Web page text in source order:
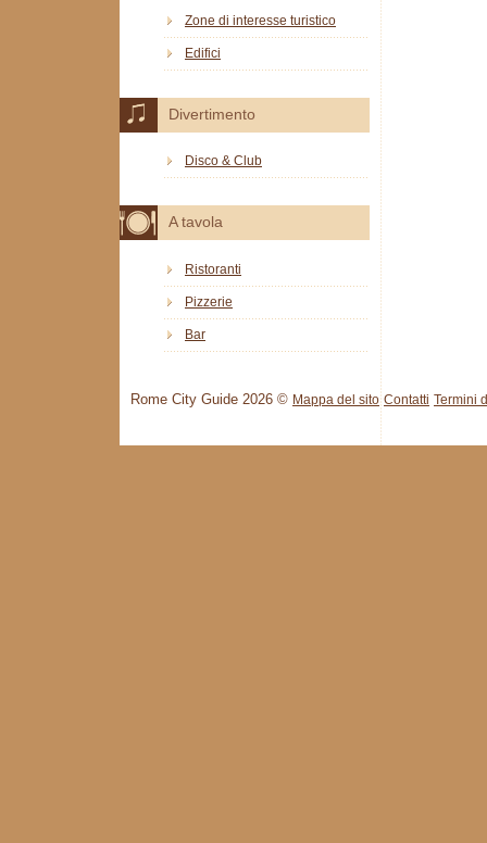
Zone di interesse turistico
Edifici
Divertimento
Disco & Club
A tavola
Ristoranti
Pizzerie
Bar
Rome City Guide 2026 © Mappa del sito Contatti Termini